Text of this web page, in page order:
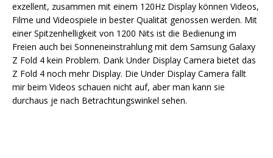
exzellent, zusammen mit einem 120Hz Display können Videos,
Filme und Videospiele in bester Qualität genossen werden. Mit
einer Spitzenhelligkeit von 1200 Nits ist die Bedienung im
Freien auch bei Sonneneinstrahlung mit dem Samsung Galaxy
Z Fold 4 kein Problem. Dank Under Display Camera bietet das
Z Fold 4 noch mehr Display. Die Under Display Camera fällt
mir beim Videos schauen nicht auf, aber man kann sie
durchaus je nach Betrachtungswinkel sehen.